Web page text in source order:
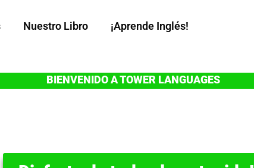
Nuestro Libro ¡Aprende Inglés!
BIENVENIDO A TOWER LANGUAGES